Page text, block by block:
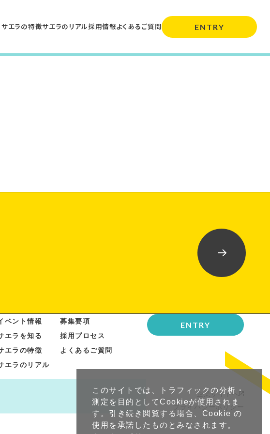
サエラの特徴サエラのリアル採用情報よくあるご質問 ENTRY
ベント情報
エラを知る
エラの特徴
エラのリアル
募集要項
採用プロセス
よくあるご質問
ENTRY
企業サイトへ
プライバシーポリシー
このサイトでは、トラフィックの分析・
測定を目的としてCookieが使用されま
す。引き続き閲覧する場合、Cookie の
使用を承諾したものとみなされます。